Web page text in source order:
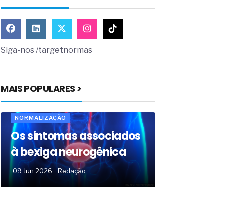
Siga-nos /targetnormas
MAIS POPULARES >
NORMALIZAÇÃO
Os sintomas associados
à bexiga neurogênica
09 Jun 2026 Redação